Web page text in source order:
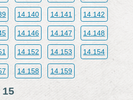
14.140 14.141 14.142
14.146 14.147 14.148
14.152 14.153 14.154
14.158 14.159